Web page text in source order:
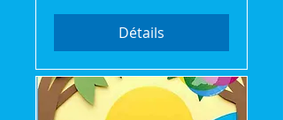
Détails